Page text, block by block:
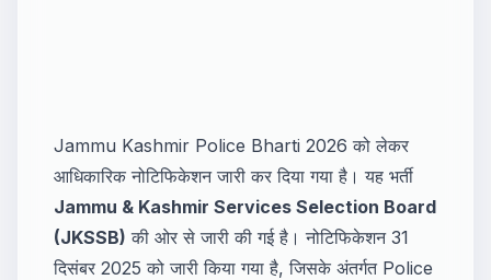
Jammu Kashmir Police Bharti 2026 को लेकर
आधिकारिक नोटिफिकेशन जारी कर दिया गया है। यह भर्ती
Jammu & Kashmir Services Selection Board
(JKSSB) की ओर से जारी की गई है। नोटिफिकेशन 31
दिसंबर 2025 को जारी किया गया है, जिसके अंतर्गत Police